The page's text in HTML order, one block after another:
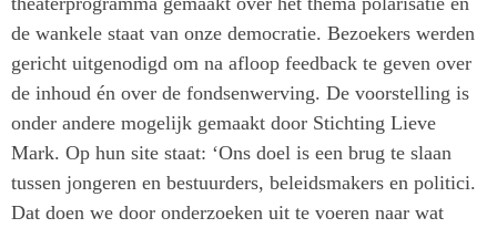
de wankele staat van onze democratie. Bezoekers werden
gericht uitgenodigd om na afloop feedback te geven over
de inhoud én over de fondsenwerving. De voorstelling is
onder andere mogelijk gemaakt door Stichting Lieve
Mark. Op hun site staat: ‘Ons doel is een brug te slaan
tussen jongeren en bestuurders, beleidsmakers en politici.
Dat doen we door onderzoeken uit te voeren naar wat